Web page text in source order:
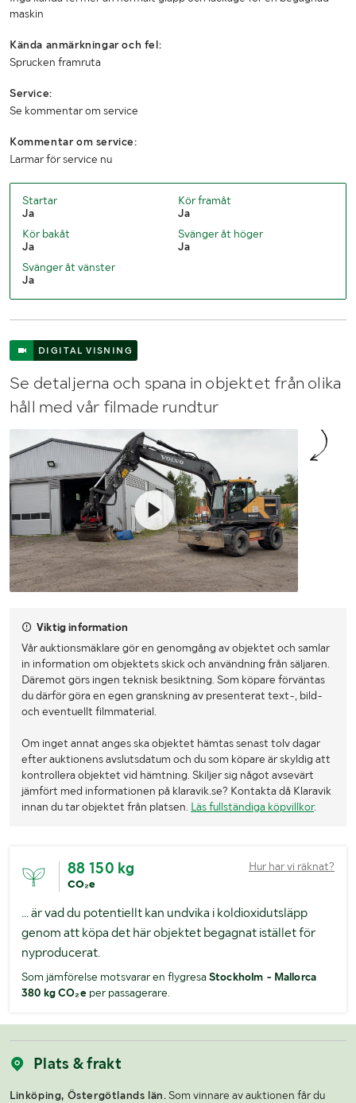
maskin
Kända anmärkningar och fel:
Sprucken framruta
Service:
Se kommentar om service
Kommentar om service:
Larmar för service nu
Startar
Ja
Kör framåt
Ja
Kör bakåt
Ja
Svänger åt höger
Ja
Svänger åt vänster
Ja
DIGITAL VISNING
Se detaljerna och spana in objektet från olika
håll med vår filmade rundtur
Viktig information
Vår auktionsmäklare gör en genomgång av objektet och samlar
in information om objektets skick och användning från säljaren.
Däremot görs ingen teknisk besiktning. Som köpare förväntas
du därför göra en egen granskning av presenterat text-, bild-
och eventuellt filmmaterial.
Om inget annat anges ska objektet hämtas senast tolv dagar
efter auktionens avslutsdatum och du som köpare är skyldig att
kontrollera objektet vid hämtning. Skiljer sig något avsevärt
jämfört med informationen på klaravik.se? Kontakta då Klaravik
innan du tar objektet från platsen. Läs fullständiga köpvillkor.
88 150 kg
CO₂e
Hur har vi räknat?
... är vad du potentiellt kan undvika i koldioxidutsläpp
genom att köpa det här objektet begagnat istället för
nyproducerat.
Som jämförelse motsvarar en flygresa Stockholm - Mallorca
380 kg CO₂eper passagerare.
Plats & frakt
Linköping, Östergötlands län. Som vinnare av auktionen får du